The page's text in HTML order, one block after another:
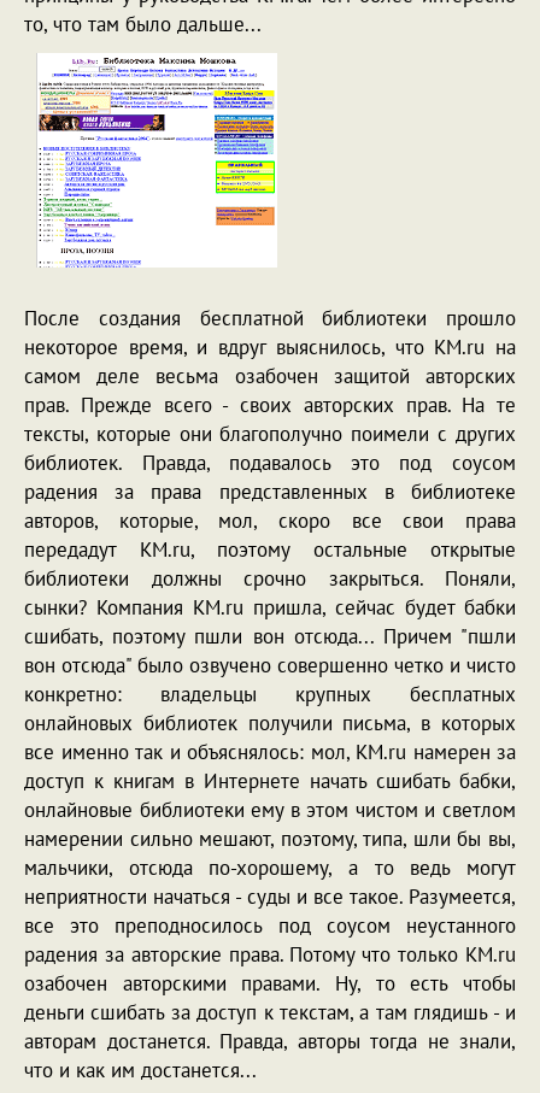
то, что там было дальше...
После создания бесплатной библиотеки прошло
некоторое время, и вдруг выяснилось, что KM.ru на
самом деле весьма озабочен защитой авторских
прав. Прежде всего - своих авторских прав. На те
тексты, которые они благополучно поимели с других
библиотек. Правда, подавалось это под соусом
радения за права представленных в библиотеке
авторов, которые, мол, скоро все свои права
передадут KM.ru, поэтому остальные открытые
библиотеки должны срочно закрыться. Поняли,
сынки? Компания KM.ru пришла, сейчас будет бабки
сшибать, поэтому пшли вон отсюда... Причем "пшли
вон отсюда" было озвучено совершенно четко и чисто
конкретно: владельцы крупных бесплатных
онлайновых библиотек получили письма, в которых
все именно так и объяснялось: мол, KM.ru намерен за
доступ к книгам в Интернете начать сшибать бабки,
онлайновые библиотеки ему в этом чистом и светлом
намерении сильно мешают, поэтому, типа, шли бы вы,
мальчики, отсюда по-хорошему, а то ведь могут
неприятности начаться - суды и все такое. Разумеется,
все это преподносилось под соусом неустанного
радения за авторские права. Потому что только KM.ru
озабочен авторскими правами. Ну, то есть чтобы
деньги сшибать за доступ к текстам, а там глядишь - и
авторам достанется. Правда, авторы тогда не знали,
что и как им достанется...